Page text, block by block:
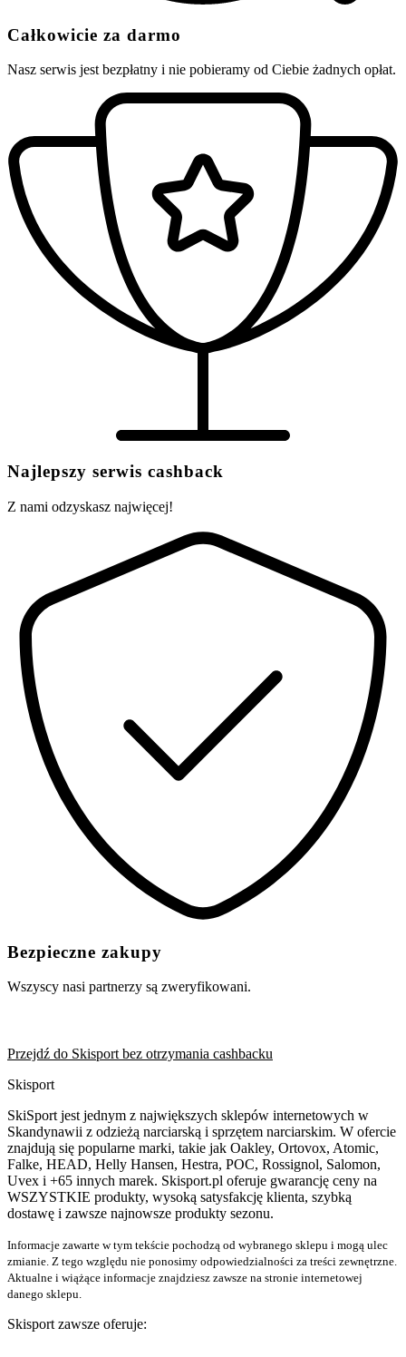
Całkowicie za darmo
Nasz serwis jest bezpłatny i nie pobieramy od Ciebie żadnych opłat.
Najlepszy serwis cashback
Z nami odzyskasz najwięcej!
Bezpieczne zakupy
Wszyscy nasi partnerzy są zweryfikowani.
Przejdź do Skisport bez otrzymania cashbacku
Skisport
SkiSport jest jednym z największych sklepów internetowych w
Skandynawii z odzieżą narciarską i sprzętem narciarskim. W ofercie
znajdują się popularne marki, takie jak Oakley, Ortovox, Atomic,
Falke, HEAD, Helly Hansen, Hestra, POC, Rossignol, Salomon,
Uvex i +65 innych marek. Skisport.pl oferuje gwarancję ceny na
WSZYSTKIE produkty, wysoką satysfakcję klienta, szybką
dostawę i zawsze najnowsze produkty sezonu.
Informacje zawarte w tym tekście pochodzą od wybranego sklepu i mogą ulec
zmianie. Z tego względu nie ponosimy odpowiedzialności za treści zewnętrzne.
Aktualne i wiążące informacje znajdziesz zawsze na stronie internetowej
danego sklepu.
Skisport zawsze oferuje: